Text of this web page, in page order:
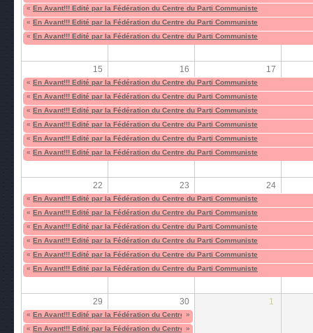
« En Avant!!! Edité par la Fédération du Centre du Parti Communiste
« En Avant!!! Edité par la Fédération du Centre du Parti Communiste
« En Avant!!! Edité par la Fédération du Centre du Parti Communiste
15 16 17
« En Avant!!! Edité par la Fédération du Centre du Parti Communiste
« En Avant!!! Edité par la Fédération du Centre du Parti Communiste
« En Avant!!! Edité par la Fédération du Centre du Parti Communiste
« En Avant!!! Edité par la Fédération du Centre du Parti Communiste
« En Avant!!! Edité par la Fédération du Centre du Parti Communiste
« En Avant!!! Edité par la Fédération du Centre du Parti Communiste
22 23 24
« En Avant!!! Edité par la Fédération du Centre du Parti Communiste
« En Avant!!! Edité par la Fédération du Centre du Parti Communiste
« En Avant!!! Edité par la Fédération du Centre du Parti Communiste
« En Avant!!! Edité par la Fédération du Centre du Parti Communiste
« En Avant!!! Edité par la Fédération du Centre du Parti Communiste
« En Avant!!! Edité par la Fédération du Centre du Parti Communiste
29 30 1
« En Avant!!! Edité par la Fédération du Centre du Parti Communiste
»
« En Avant!!! Edité par la Fédération du Centre du Parti Communiste
»